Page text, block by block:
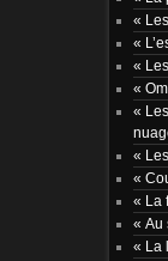
«
«
«
«
«
«
«
« La
« Au
« La